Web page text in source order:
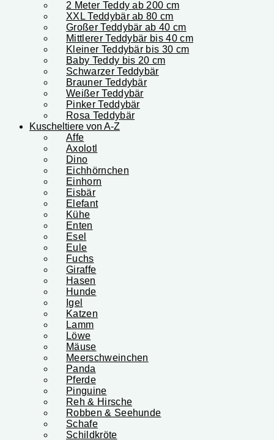
2 Meter Teddy ab 200 cm
XXL Teddybär ab 80 cm
Großer Teddybär ab 40 cm
Mittlerer Teddybär bis 40 cm
Kleiner Teddybär bis 30 cm
Baby Teddy bis 20 cm
Schwarzer Teddybär
Brauner Teddybär
Weißer Teddybär
Pinker Teddybär
Rosa Teddybär
Kuscheltiere von A-Z
Affe
Axolotl
Dino
Eichhörnchen
Einhorn
Eisbär
Elefant
Kühe
Enten
Esel
Eule
Fuchs
Giraffe
Hasen
Hunde
Igel
Katzen
Lamm
Löwe
Mäuse
Meerschweinchen
Panda
Pferde
Pinguine
Reh & Hirsche
Robben & Seehunde
Schafe
Schildkröte